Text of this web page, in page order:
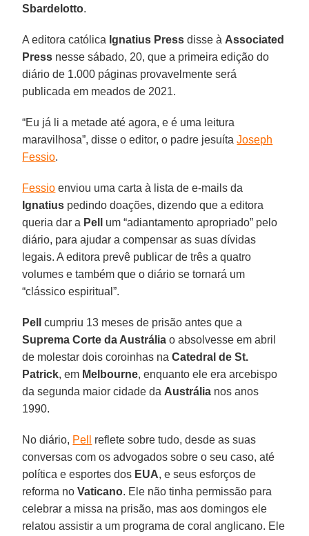
Sbardelotto.
A editora católica Ignatius Press disse à Associated
Press nesse sábado, 20, que a primeira edição do
diário de 1.000 páginas provavelmente será
publicada em meados de 2021.
“Eu já li a metade até agora, e é uma leitura
maravilhosa”, disse o editor, o padre jesuítaJoseph
Fessio.
Fessio enviou uma carta à lista de e-mails da
Ignatius pedindo doações, dizendo que a editora
queria dar a Pell
um “adiantamento apropriado” pelo
diário, para ajudar a compensar as suas dívidas
legais. A editora prevê publicar de três a quatro
volumes e também que o diário se tornará um
“clássico espiritual”.
Pell
cumpriu 13 meses de prisão antes que a
Suprema Corte da Austrália o absolvesse em abril
de molestar dois coroinhas naCatedral de St.
Patrick, em Melbourne, enquanto ele era arcebispo
da segunda maior cidade da Austrália nos anos
1990.
No diário, Pell
reflete sobre tudo, desde as suas
conversas com os advogados sobre o seu caso, até
política e esportes dos EUA, e seus esforços de
reforma noVaticano. Ele não tinha permissão para
celebrar a missa na prisão, mas aos domingos ele
relatou assistir a um programa de coral anglicano. Ele